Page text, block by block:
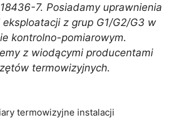
7. Posiadamy uprawnienia
eksploatacji z grup G1/G2/G3 w
kontrolno-pomiarowym.
z wiodącymi producentami
termowizyjnych.
termowizyjne instalacji